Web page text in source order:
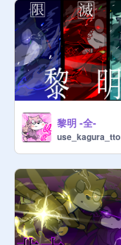
黎明 -全-
use_kagura_tto